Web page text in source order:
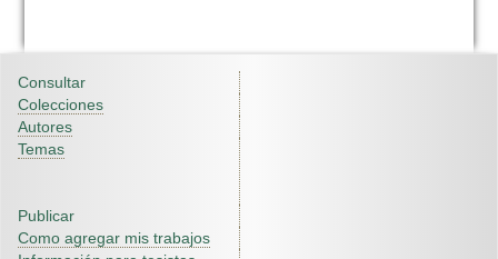
Consultar
Colecciones
Autores
Temas
Publicar
Como agregar mis trabajos